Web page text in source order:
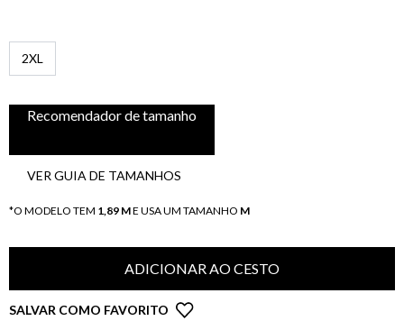
2XL
Recomendador de tamanho
VER GUIA DE TAMANHOS
*O MODELO TEM 1,89 ME USA UM TAMANHO M
ADICIONAR AO CESTO
SALVAR COMO FAVORITO